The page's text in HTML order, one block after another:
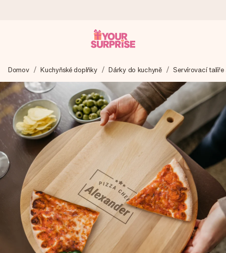
Váš dárek vytvoříme s láskou a bleskově odešleme –
abyste ho mohli darovat právě v tu správnou chvíli, kdy na
tom nejvíc záleží.
4,8 (na základě +15 000 recenzí)
Naše dárky inspirují. Zákazníci nás na Google Reviews
hodnotí známkou 4,8.
Přáníčko zdarma
Vytvořte něco jedinečného během několika kroků – s jejím
jménem, vaší fotografií nebo vzkazem, který doopravdy
zahřeje u srdce. Žádné zbytečné složitosti, jen spousta
lásky pro daný okamžik.
Domov Kuchyňské doplňky Dárky do kuchyně Servírovací talíře